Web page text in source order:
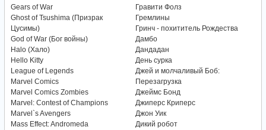
Gears of War
Ghost of Tsushima (Призрак
Цусимы)
God of War (Бог войны)
Halo (Хало)
Hello Kitty
League of Legends
Marvel Comics
Marvel Comics Zombies
Marvel: Contest of Champions
Marvel`s Avengers
Mass Effect: Andromeda
Гравити Фолз
Гремлины
Гринч - похититель Рождества
Дамбо
Дандадан
День сурка
Джей и молчаливый Боб:
Перезагрузка
Джеймс Бонд
Джиперс Криперс
Джон Уик
Дикий робот